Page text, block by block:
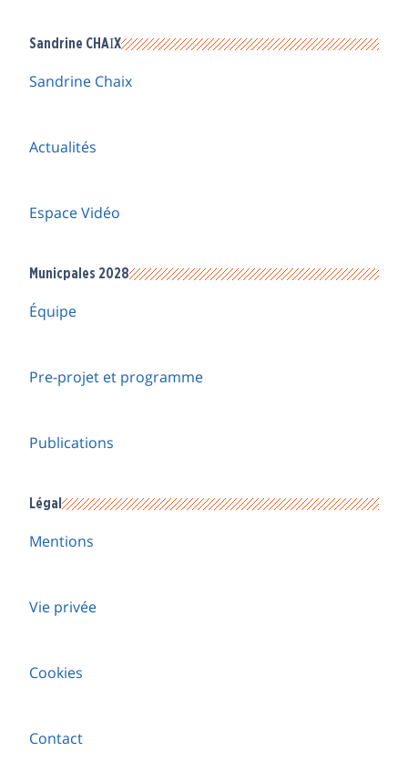
Sandrine CHAIX
Sandrine Chaix
Actualités
Espace Vidéo
Municpales 2028
Équipe
Pre-projet et programme
Publications
Légal
Mentions
Vie privée
Cookies
Contact